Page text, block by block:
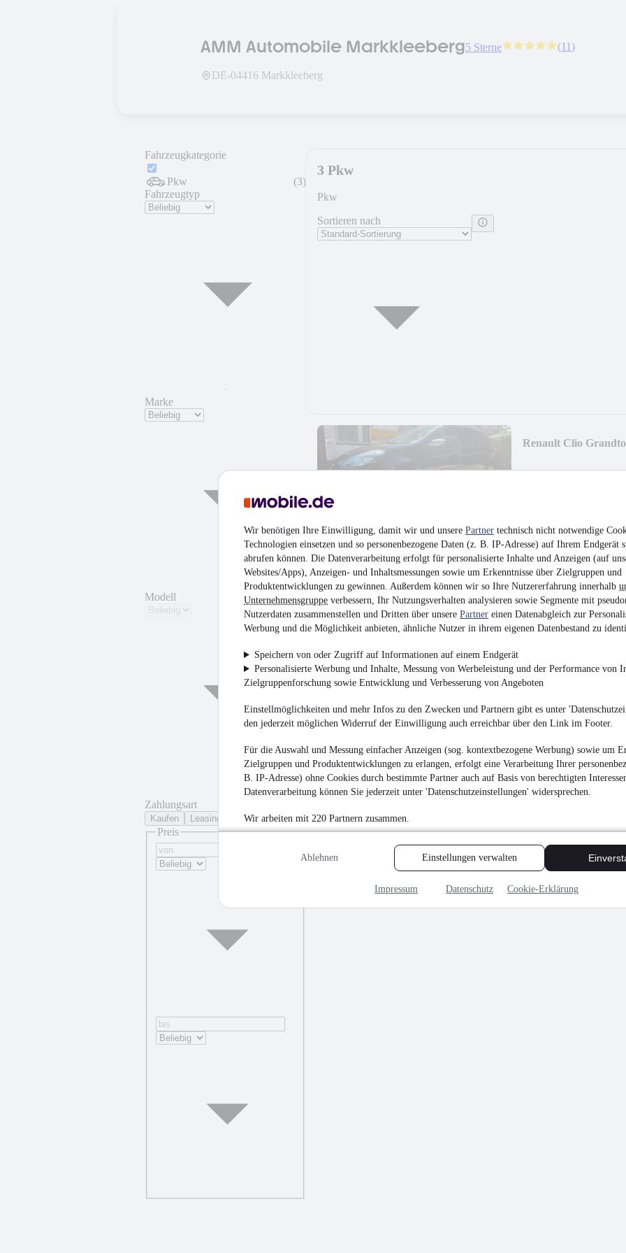
Wir benötigen Ihre Einwilligung, damit wir und unsere Partner technisch nicht notwendige
Technologien einsetzen und so personenbezogene Daten (z. B. IP-Adresse) auf Ihrem Endgerät
abrufen können. Die Datenverarbeitung erfolgt für personalisierte Inhalte und Anzeigen (auf
Websites/Apps), Anzeigen- und Inhaltsmessungen sowie um Erkenntnisse über Zielgruppen und
Produktentwicklungen zu gewinnen. Außerdem können wir so Ihre Nutzererfahrung innerhalb
Unternehmensgruppe verbessern, Ihr Nutzungsverhalten analysieren sowie Segmente mit
Nutzerdaten zusammenstellen und Dritten über unsere Partner einen Datenabgleich zur
Werbung und die Möglichkeit anbieten, ähnliche Nutzer in ihrem eigenen Datenbestand zu
Speichern von oder Zugriff auf Informationen auf einem Endgerät
Personalisierte Werbung und Inhalte, Messung von Werbeleistung und der Performance von
Zielgruppenforschung sowie Entwicklung und Verbesserung von Angeboten
Einstellmöglichkeiten und mehr Infos zu den Zwecken und Partnern gibt es unter
den jederzeit möglichen Widerruf der Einwilligung auch erreichbar über den Link im Footer.
Für die Auswahl und Messung einfacher Anzeigen (sog. kontextbezogene Werbung) sowie um
Zielgruppen und Produktentwicklungen zu erlangen, erfolgt eine Verarbeitung Ihrer
B. IP-Adresse) ohne Cookies durch bestimmte Partner auch auf Basis von berechtigten
Datenverarbeitung können Sie jederzeit unter 'Datenschutzeinstellungen' widersprechen.
Wir arbeiten mit 220 Partnern zusammen.
Ablehnen Einstellungen verwalten
Impressum Datenschutz Cookie-Erklärung
AMM Automobile Markkleeberg5 Sterne (11)
DE-04416 Markkleeberg
Fahrzeugkategorie
Pkw (3)
Fahrzeugtyp
Marke
Modell
Zahlungsart
Kaufen Leasing
Preis
3 Pkw
Pkw
Sortieren nach
Renault Clio
5.990 €
Ford Focus Lim.
4.990 €
Unfallfrei•EZ 01/
Dacia Sandero II
6.490 €
Unfallfrei•EZ 07/
MwSt. ausweisbar